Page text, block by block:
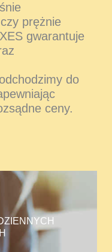
prężnie
gwarantuje
do
ceny.